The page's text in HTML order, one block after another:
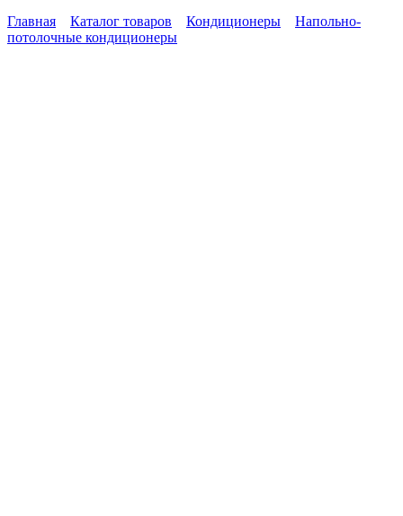
Главная
Каталог товаров Кондиционеры
Напольно-
потолочные кондиционеры